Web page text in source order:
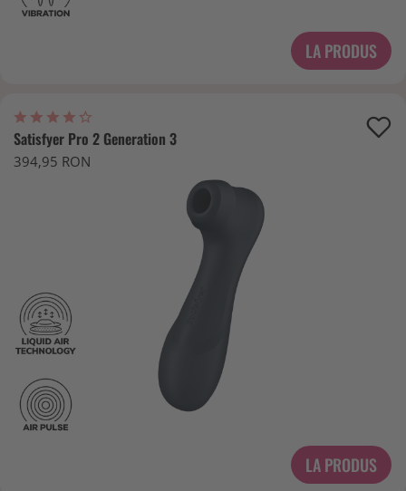
LA PRODUS
Satisfyer Pro 2 Generation 3
394,95 RON
LA PRODUS